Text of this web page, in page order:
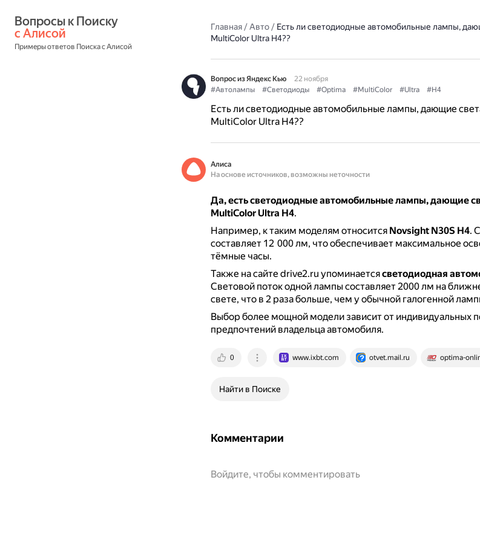
с Алисой
Примеры ответов Поиска с Алисой
Главная/Авто/ Есть ли светодиодные автомобильные лампы,
MultiColor Ultra H4??
Вопрос из Яндекс Кью
22 ноября
#Автолампы
#Светодиоды #Optima #MultiColor #Ultra #H4
Есть ли светодиодные автомобильные лампы, дающие
MultiColor Ultra H4??
Алиса
На основе источников, возможны неточности
Да, есть светодиодные автомобильные лампы, дающие
MultiColor Ultra H4.
Например, к таким моделям относится Novsight N30S H4.
составляет 12 000 лм, что обеспечивает максимальное
тёмные часы.
Также на сайте drive2.ru упоминаетсясветодиодная
Световой поток одной лампы составляет 2000 лм на
свете, что в 2 раза больше, чем у обычной галогенной
Выбор более мощной модели зависит от индивидуальных
предпочтений владельца автомобиля.
0 www.ixbt.com otvet.mail.ru optima-
Найти в Поиске
Комментарии
Войдите, чтобы комментировать